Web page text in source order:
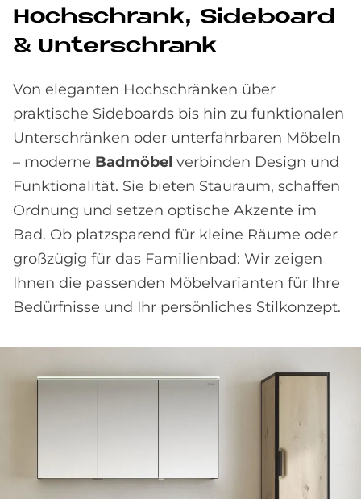
Hoch­schrank, Si­de­board
& Un­ter­schrank
Von eleganten Hochschränken über
praktische Sideboards bis hin zu funktionalen
Unterschränken oder unterfahrbaren Möbeln
– moderne Badmöbel verbinden Design und
Funktionalität. Sie bieten Stauraum, schaffen
Ordnung und setzen optische Akzente im
Bad. Ob platzsparend für kleine Räume oder
großzügig für das Familienbad: Wir zeigen
Ihnen die passenden Möbelvarianten für Ihre
Bedürfnisse und Ihr persönliches Stilkonzept.